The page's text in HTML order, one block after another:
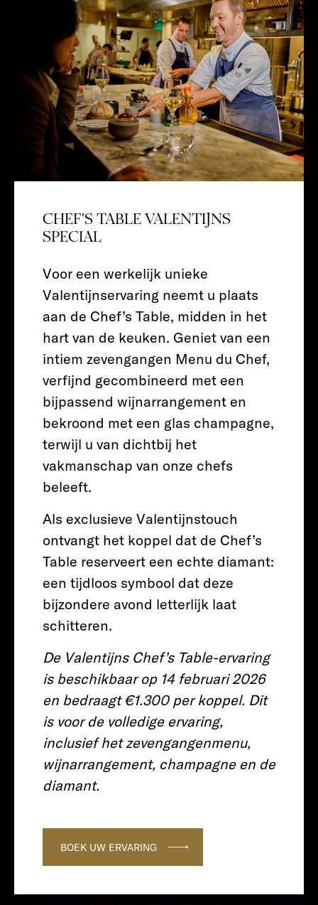
CHEF'S TABLE VALENTIJNS
SPECIAL
Voor een werkelijk unieke
Valentijnservaring neemt u plaats
aan de Chef’s Table, midden in het
hart van de keuken. Geniet van een
intiem zevengangen Menu du Chef,
verfijnd gecombineerd met een
bijpassend wijnarrangement en
bekroond met een glas champagne,
terwijl u van dichtbij het
vakmanschap van onze chefs
beleeft.
Als exclusieve Valentijnstouch
ontvangt het koppel dat de Chef’s
Table reserveert een echte diamant:
een tijdloos symbool dat deze
bijzondere avond letterlijk laat
schitteren.
De Valentijns Chef’s Table-ervaring
is beschikbaar op 14 februari 2026
en bedraagt €1.300 per koppel. Dit
is voor de volledige ervaring,
inclusief het zevengangenmenu,
wijnarrangement, champagne en de
diamant.
BOEK UW ERVARING